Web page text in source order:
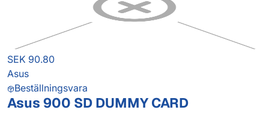
SEK 90.80
Asus
Beställningsvara
Asus 900 SD DUMMY CARD